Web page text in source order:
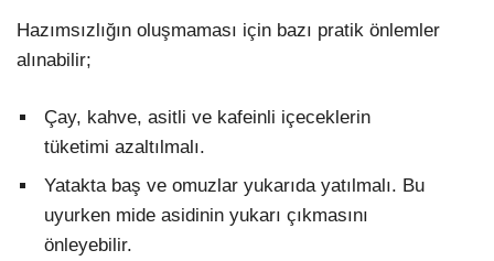
Hazımsızlığın oluşmaması için bazı pratik önlemler
alınabilir;
Çay, kahve, asitli ve kafeinli içeceklerin
tüketimi azaltılmalı.
Yatakta baş ve omuzlar yukarıda yatılmalı. Bu
uyurken mide asidinin yukarı çıkmasını
önleyebilir.